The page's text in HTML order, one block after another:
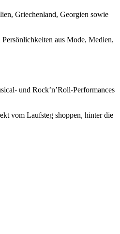
Griechenland, Georgien sowie
aus Mode, Medien,
und Rock’n’Roll-Performances
vom Laufsteg shoppen, hinter die